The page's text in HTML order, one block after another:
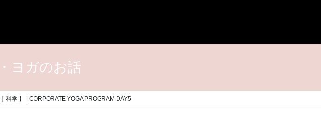
ヨガのお話
学 】 | CORPORATE YOGA PROGRAM DAY5